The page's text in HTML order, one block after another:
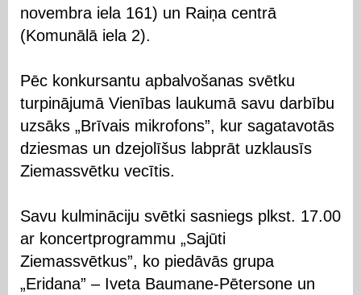
novembra iela 161) un Raiņa centrā
(Komunālā iela 2).
Pēc konkursantu apbalvošanas svētku
turpinājumā Vienības laukumā savu darbību
uzsāks „Brīvais mikrofons”, kur sagatavotās
dziesmas un dzejolīšus labprāt uzklausīs
Ziemassvētku vecītis.
Savu kulmināciju svētki sasniegs plkst. 17.00
ar koncertprogrammu „Sajūti
Ziemassvētkus”, ko piedāvās grupa
„Eridana” – Iveta Baumane-Pētersone un